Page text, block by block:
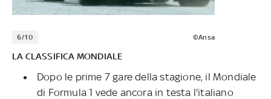
6/10 ©Ansa
LA CLASSIFICA MONDIALE
Dopo le prime 7 gare della stagione, il Mondiale
di Formula 1 vede ancora in testa l'italiano